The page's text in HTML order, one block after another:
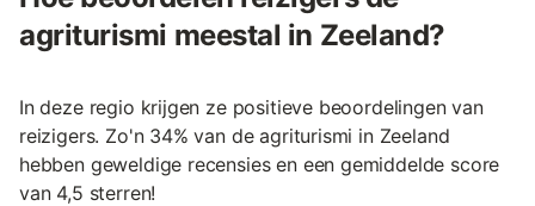
agriturismi meestal in Zeeland?
In deze regio krijgen ze positieve beoordelingen van
reizigers. Zo'n 34% van de agriturismi in Zeeland
hebben geweldige recensies en een gemiddelde score
van 4,5 sterren!